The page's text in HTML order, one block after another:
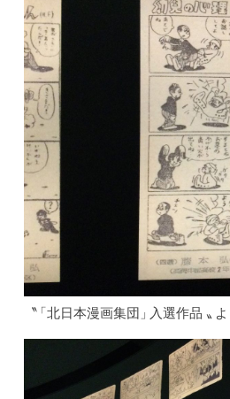
〝「北日本漫画集団 」 入選作品 〟 よ